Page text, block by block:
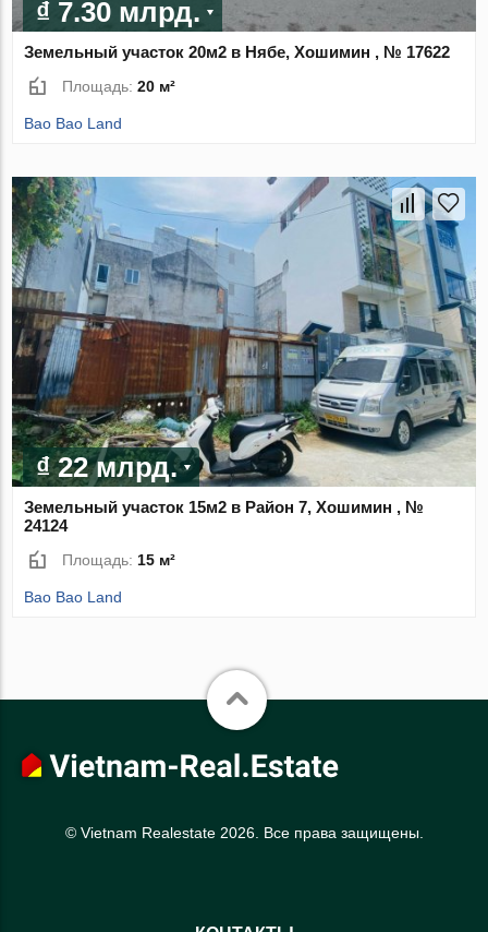
₫ 7.30 млрд.
Земельный участок 20м2 в Нябе, Хошимин , № 17622
Площадь:20 м²
Bao Bao Land
₫ 22 млрд.
Земельный участок 15м2 в Район 7, Хошимин , №
24124
Площадь: 15 м²
Bao Bao Land
© Vietnam Realestate 2026. Все права защищены.